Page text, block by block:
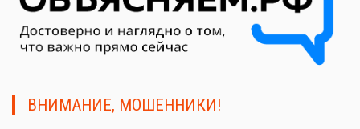
ВНИМАНИЕ, МОШЕННИКИ!